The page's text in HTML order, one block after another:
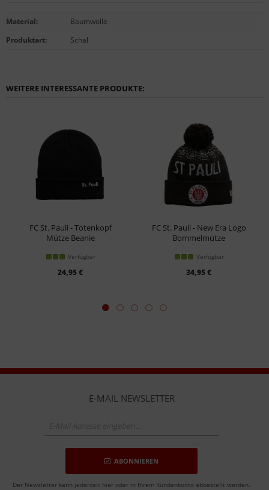
Material:
Baumwolle
Produktart: Schal
WEITERE INTERESSANTE PRODUKTE:
FC St. Pauli - Totenkopf
Mütze Beanie
Verfügbar
24,95 €
FC St. Pauli - New Era Logo
Bommelmütze
Verfügbar
34,95 €
E-MAIL NEWSLETTER
ABONNIEREN
Der Newsletter kann jederzeit hier oder in Ihrem Kundenkonto abbestellt werden.